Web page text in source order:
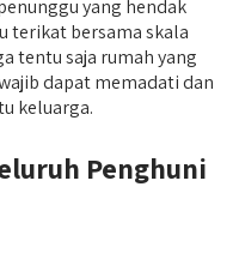
yang hendak
terikat bersama skala
tentu saja rumah yang
dapat memadati dan
keluarga.
Penghuni